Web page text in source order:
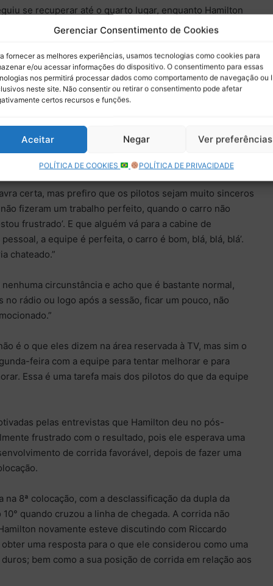
Gerenciar Consentimento de Cookies
fornecer as melhores experiências, usamos tecnologias como cookies para
e/ou acessar informações do dispositivo. O consentimento para essas
nos permitirá processar dados como comportamento de navegação ou
neste site. Não consentir ou retirar o consentimento pode afetar
certos recursos e funções.
Aceitar Negar Ver preferências
POLÍTICA DE COOKIES POLÍTICA DE PRIVACIDADE
se recuperar até o quarto lugar, enquanto Hamilton
que se tornaram melhores após a desclassificação da
resumiu o evento como “um fim de semana horrível,
Vasseur reconheceu a frustração de Hamilton:
o sistema. A área reservada para a mídia, cinco minutos
tem uma corrida difícil, é muito injusto para eles. Eu
a emoção, e que um comentário possa parecer
fim de semana. E eu diria que é normal”, comentou
certa, mas prefiro que os pilotos sejam muito sinceros
fizeram um trabalho perfeito, quando o carro não
frustrado’. E que alguém vá para a cabine de
a equipe é perfeita, o carro é bom, blá, blá, blá’.
chateado.”
circunstância e acho que é bastante normal,
no rádio ou logo após a sessão, ficar um pouco, não
é o que eles dizem na área reservada à TV, mas sim o
feira com a equipe para tentar melhorar e para
Essa é uma tarefa mais dos pilotos do que da equipe
pelas entrevistas que Hamilton deu no pós-
frustrado com o resultado, pois ele esperava uma
de corrida favorável, depois de fazer uma
8ª colocação, com a desclassificação da dupla da
quando cruzou a linha de chegada. A corrida não
novamente esteve discutindo com Riccardo
uma resposta para o que ele considerou como uma
bem como a sua posição de corrida em relação aos